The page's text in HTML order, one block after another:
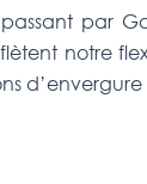
par
notre